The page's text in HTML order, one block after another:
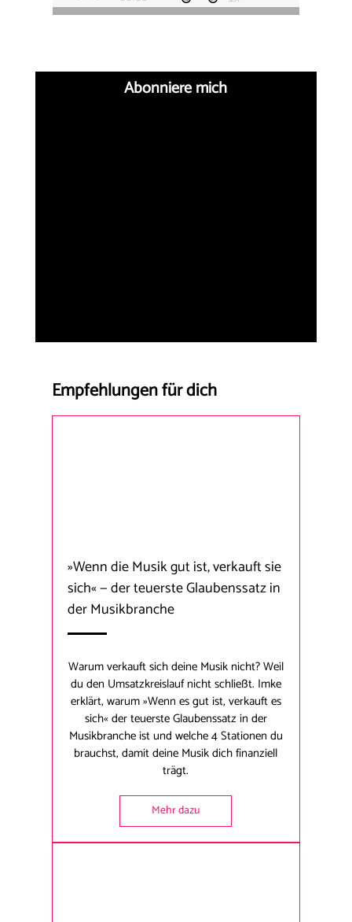
Abonniere mich
Empfehlungen für dich
»Wenn die Musik gut ist, verkauft sie
sich« — der teuerste Glaubenssatz in
der Musikbranche
Warum verkauft sich deine Musik nicht? Weil
du den Umsatzkreislauf nicht schließt. Imke
erklärt, warum »Wenn es gut ist, verkauft es
sich« der teuerste Glaubenssatz in der
Musikbranche ist und welche 4 Stationen du
brauchst, damit deine Musik dich finanziell
trägt.
Mehr dazu